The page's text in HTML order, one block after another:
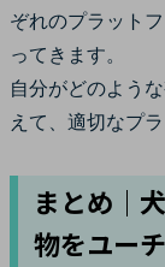
ぞれのプラット
ってきます。
自分がどのよう
えて、適切なプ
まとめ｜
物をユー